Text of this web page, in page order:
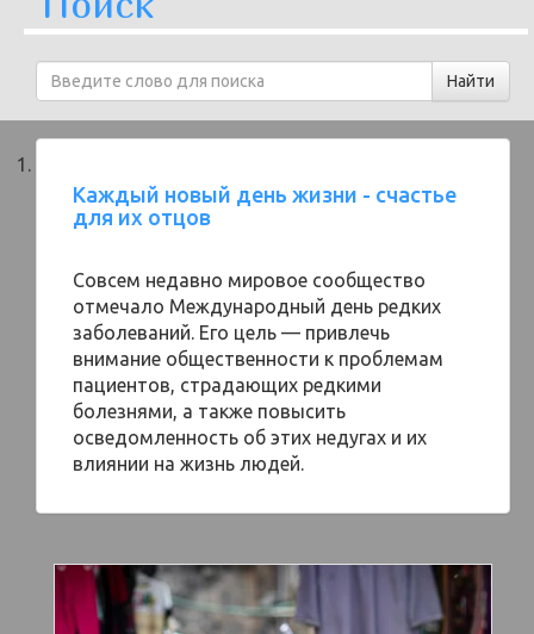
Каждый новый день жизни - счастье
для их отцов
Совсем недавно мировое сообщество
отмечало Международный день редких
заболеваний. Его цель — привлечь
внимание общественности к проблемам
пациентов, страдающих редкими
болезнями, а также повысить
осведомленность об этих недугах и их
влиянии на жизнь людей.